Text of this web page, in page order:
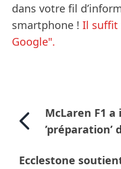
dans votre fil
smartphone ! Il suffit
Google".
McLaren F1
’préparation’
Ecclestone